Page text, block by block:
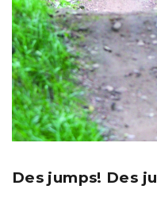
Des jumps! Des